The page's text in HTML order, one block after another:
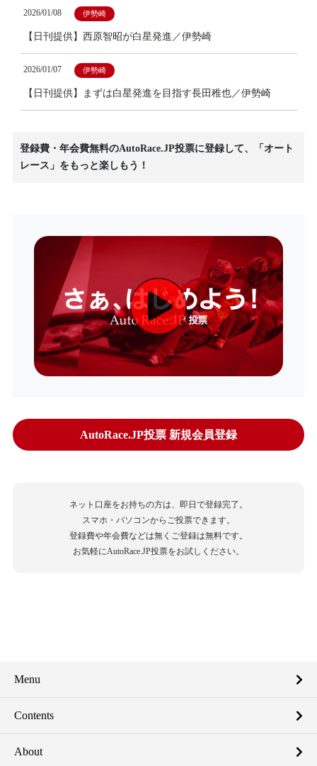
2026/01/08 伊勢崎
【日刊提供】西原智昭が白星発進／伊勢崎
2026/01/07 伊勢崎
【日刊提供】まずは白星発進を目指す長田稚也／伊勢崎
登録費・年会費無料のAutoRace.JP投票に登録して、「オート
レース」をもっと楽しもう！
AutoRace.JP投票 新規会員登録
ネット口座をお持ちの方は、即日で登録完了。
スマホ・パソコンからご投票できます。
登録費や年会費などは無くご登録は無料です。
お気軽にAutoRace.JP投票をお試しください。
Menu
Contents
About